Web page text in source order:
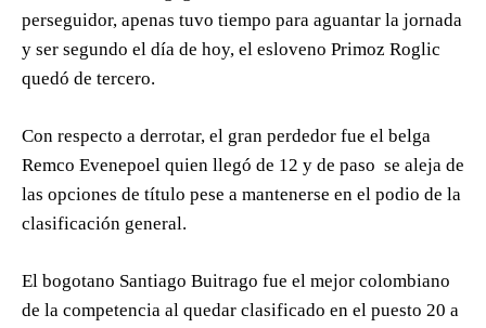
perseguidor, apenas tuvo tiempo para aguantar la jornada
y ser segundo el día de hoy, el esloveno Primoz Roglic
quedó de tercero.
Con respecto a derrotar, el gran perdedor fue el belga
Remco Evenepoel quien llegó de 12 y de paso se aleja de
las opciones de título pese a mantenerse en el podio de la
clasificación general.
El bogotano Santiago Buitrago fue el mejor colombiano
de la competencia al quedar clasificado en el puesto 20 a